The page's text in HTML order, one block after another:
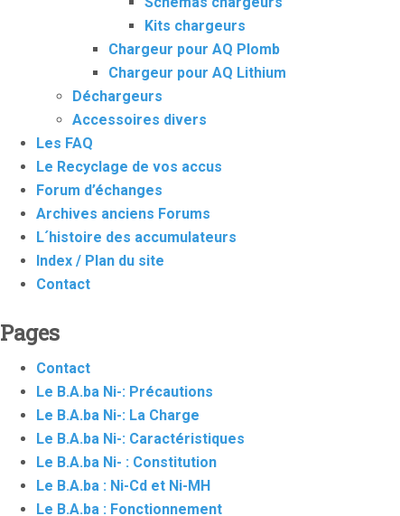
Kits chargeurs
Chargeur pour AQ Plomb
Chargeur pour AQ Lithium
Déchargeurs
Accessoires divers
Les FAQ
Le Recyclage de vos accus
Forum d’échanges
Archives anciens Forums
L´histoire des accumulateurs
Index / Plan du site
Contact
Pages
Contact
Le B.A.ba Ni-: Précautions
Le B.A.ba Ni-: La Charge
Le B.A.ba Ni-: Caractéristiques
Le B.A.ba Ni- : Constitution
Le B.A.ba : Ni-Cd et Ni-MH
Le B.A.ba : Fonctionnement